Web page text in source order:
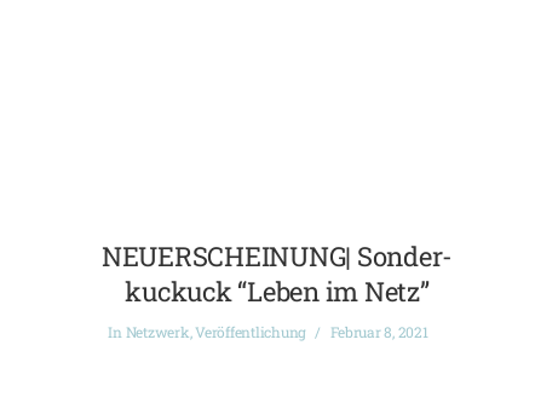
NEUERSCHEINUNG| Sonder-
kuckuck “Leben im Netz”
InNetzwerk,Veröffentlichung Februar 8, 2021